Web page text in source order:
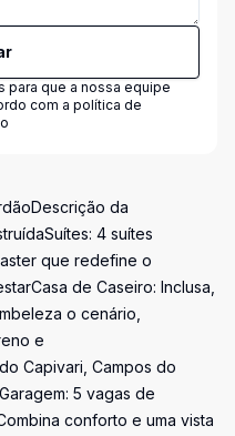
para que a nossa equipe
com a política de
da
4 suítes
que redefine o
de Caseiro: Inclusa,
o cenário,
e
Capivari, Campos do
5 vagas de
conforto e uma vista